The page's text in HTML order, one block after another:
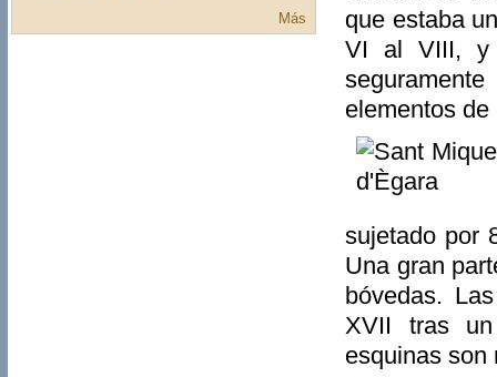
Más
que estaba
VI al VIII, y
elementos
sujetado por
Una gran
bóvedas.
XVII tras un
esquinas son